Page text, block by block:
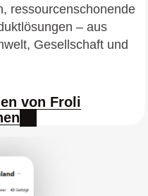
ressourcenschonende
– aus
Gesellschaft und
von Froli